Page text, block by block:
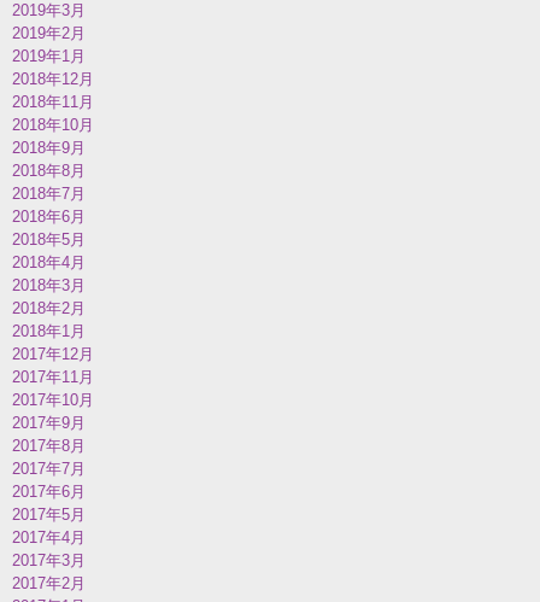
2019年3月
2019年2月
2019年1月
2018年12月
2018年11月
2018年10月
2018年9月
2018年8月
2018年7月
2018年6月
2018年5月
2018年4月
2018年3月
2018年2月
2018年1月
2017年12月
2017年11月
2017年10月
2017年9月
2017年8月
2017年7月
2017年6月
2017年5月
2017年4月
2017年3月
2017年2月